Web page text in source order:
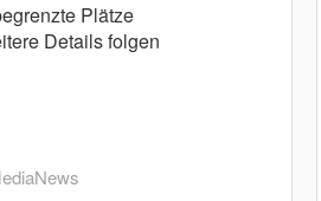
Plätze
Details folgen